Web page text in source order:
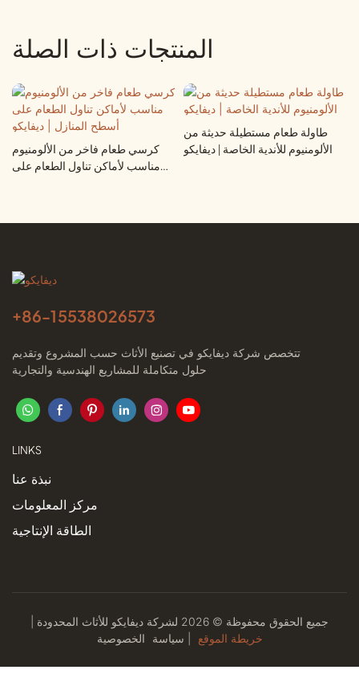
المنتجات ذات الصلة
كرسي طعام فاخر من الألومنيوم
مناسب لأماكن تناول الطعام على
طاولة طعام مستطيلة حديثة من
الألومنيوم للأندية الخاصة | ديفايكو
+86-15538026573
تتخصص شركة ديفايكو في تصنيع الأثاث حسب المشروع وتقديم
حلول متكاملة للمشاريع الهندسية والتجارية
LINKS
نبذة عنا
مركز المعلومات
الطاقة الإنتاجية
جميع الحقوق محفوظة © 2026 لشركة ديفايكو للأثاث المحدودة |
خريطة الموقع
سياسة الخصوصية